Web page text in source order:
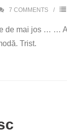
7 COMMENTS
de mai jos … …
Trist.